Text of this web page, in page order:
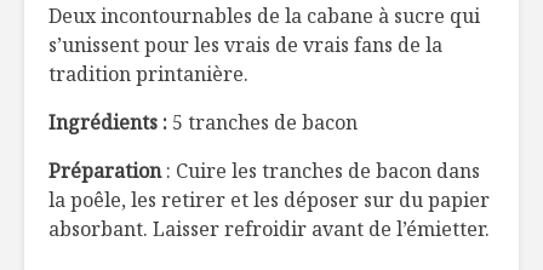
Deux incontournables de la cabane à sucre qui
s’unissent pour les vrais de vrais fans de la
tradition printanière.
Ingrédients : 5 tranches de bacon
Préparation: Cuire les tranches de bacon dans
la poêle, les retirer et les déposer sur du papier
absorbant. Laisser refroidir avant de l’émietter.